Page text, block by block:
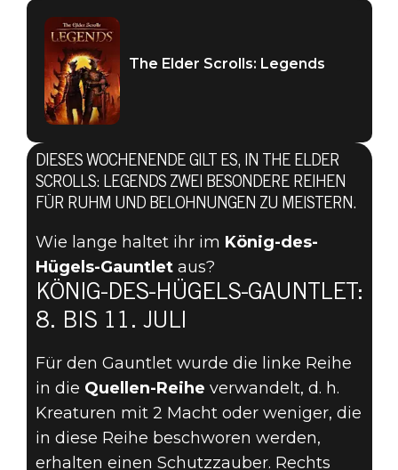
The Elder Scrolls: Legends
06. Juli 2022
AM 8. JULI
STARTET DER
KÖNIG-DES-
HÜGELS-
The Elder Scrolls: Legends
DIESES WOCHENENDE GILT ES, IN THE ELDER
SCROLLS: LEGENDS ZWEI BESONDERE REIHEN
FÜR RUHM UND BELOHNUNGEN ZU MEISTERN.
Wie lange haltet ihr im König-des-
Hügels-Gauntletaus?
KÖNIG-DES-HÜGELS-GAUNTLET:
8. BIS 11. JULI
Für den Gauntlet wurde die linke Reihe
in die Quellen-Reihe verwandelt, d. h.
Kreaturen mit 2 Macht oder weniger, die
in diese Reihe beschworen werden,
erhalten einen Schutzzauber. Rechts